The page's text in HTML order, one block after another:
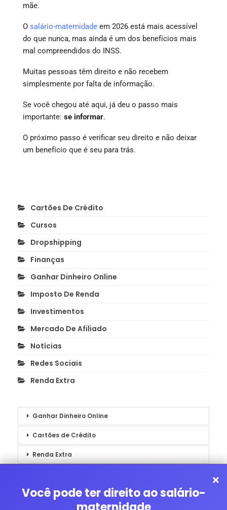
mãe.
O salário-maternidade em 2026 está mais acessível
do que nunca, mas ainda é um dos benefícios mais
mal compreendidos do INSS.
Muitas pessoas têm direito e não recebem
simplesmente por falta de informação.
Se você chegou até aqui, já deu o passo mais
importante: se informar.
O próximo passo é verificar seu direito e não deixar
um benefício que é seu para trás.
Cartões De Crédito
Cursos
Dropshipping
Finanças
Ganhar Dinheiro Online
Imposto De Renda
Investimentos
Mercado De Afiliado
Notícias
Redes Sociais
Renda Extra
Ganhar Dinheiro Online
Cartões de Crédito
Renda Extra
×
Você pode ter direito ao salário-